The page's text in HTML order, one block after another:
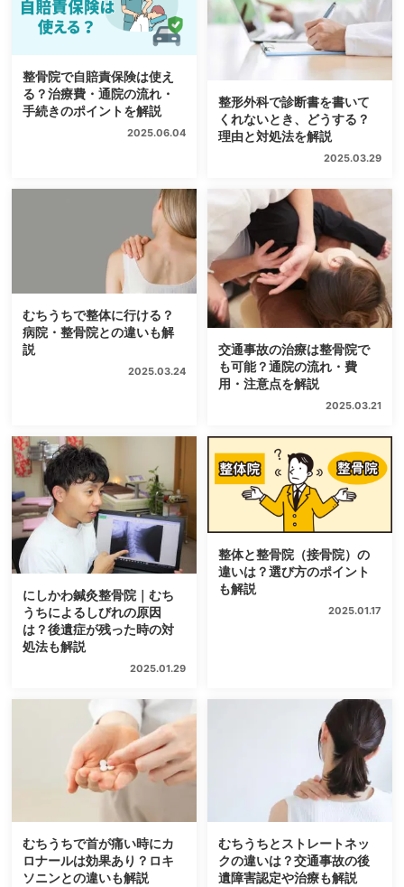
整骨院で自賠責保険は使え
る？治療費・通院の流れ・
手続きのポイントを解説
2025.06.04
整形外科で診断書を書いて
くれないとき、どうする？
理由と対処法を解説
2025.03.29
むちうちで整体に行ける？
病院・整骨院との違いも解
説
2025.03.24
交通事故の治療は整骨院で
も可能？通院の流れ・費
用・注意点を解説
2025.03.21
にしかわ鍼灸整骨院｜むち
うちによるしびれの原因
は？後遺症が残った時の対
処法も解説
2025.01.29
整体と整骨院（接骨院）の
違いは？選び方のポイント
も解説
2025.01.17
むちうちで首が痛い時にカ
ロナールは効果あり？ロキ
ソニンとの違いも解説
むちうちとストレートネッ
クの違いは？交通事故の後
遺障害認定や治療も解説